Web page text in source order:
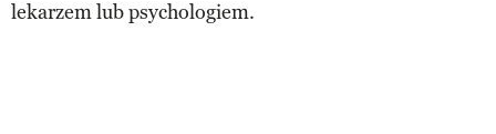
lekarzem lub psychologiem.